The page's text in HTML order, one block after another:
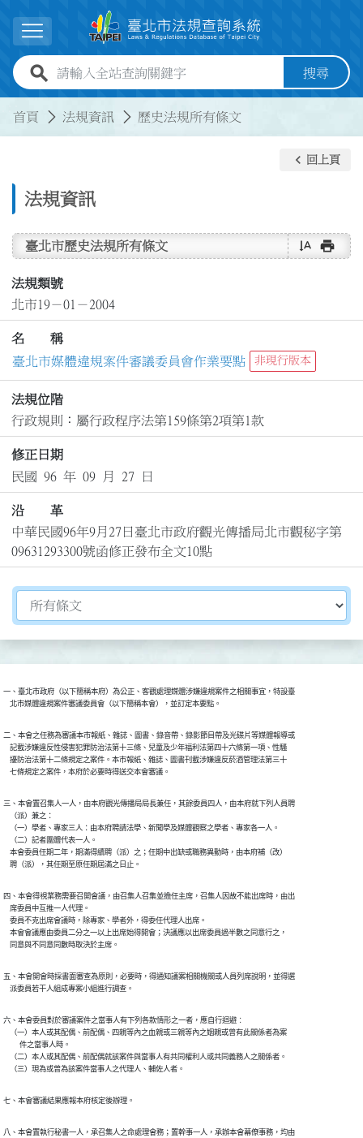
展開選單
全站查詢關鍵字欄位 搜尋
首頁 法規資訊 歷史法規所有條文
法規資訊
keyboard_arrow_left 回上頁
臺北市歷史法規所有條文 text_rotate_vertical print
法規類號
北市19－01－2004
名 稱
臺北市媒體違規案件審議委員會作業要點
非現行版本
法規位階
行政規則：屬行政程序法第159條第2項第1款
修正日期
民國 96 年 09 月 27 日
沿 革
中華民國96年9月27日臺北市政府觀光傳播局北市觀秘字第
09631293300號函修正發布全文10點
切換選擇法規資訊內容
一、臺北市政府（以下簡稱本府）為公正、客觀處理媒體涉嫌違規案件之相關事宜，特設臺
    北市媒體違規案件審議委員會（以下簡稱本會），並訂定本要點。
二、本會之任務為審議本市報紙、雜誌、圖書、錄音帶、錄影節目帶及光碟片等媒體報導或
    記載涉嫌違反性侵害犯罪防治法第十三條、兒童及少年福利法第四十六條第一項、性騷
    擾防治法第十二條規定之案件。本市報紙、雜誌、圖書刊載涉嫌違反菸酒管理法第三十
    七條規定之案件，本府於必要時得送交本會審議。
三、本會置召集人一人，由本府觀光傳播局局長兼任，其餘委員四人，由本府就下列人員聘
    （派）兼之：
    （一）學者、專家三人：由本府聘請法學、新聞學及媒體觀察之學者、專家各一人。
    （二）記者團體代表一人。
    本會委員任期二年，期滿得續聘（派）之；任期中出缺或職務異動時，由本府補（改）
    聘（派），其任期至原任期屆滿之日止。
四、本會得視業務需要召開會議，由召集人召集並擔任主席，召集人因故不能出席時，由出
    席委員中互推一人代理。
    委員不克出席會議時，除專家、學者外，得委任代理人出席。
    本會會議應由委員二分之一以上出席始得開會；決議應以出席委員過半數之同意行之，
    同意與不同意同數時取決於主席。
五、本會開會時採書面審查為原則，必要時，得通知議案相關機關或人員列席說明，並得選
    派委員若干人組成專案小組進行調查。
六、本會委員對於審議案件之當事人有下列各款情形之一者，應自行迴避︰
    （一）本人或其配偶、前配偶、四親等內之血親或三親等內之姻親或曾有此關係者為案
          件之當事人時。
    （二）本人或其配偶、前配偶就該案件與當事人有共同權利人或共同義務人之關係者。
    （三）現為或曾為該案件當事人之代理人、輔佐人者。
七、本會審議結果應報本府核定後辦理。
八、本會置執行秘書一人，承召集人之命處理會務；置幹事一人，承辦本會幕僚事務，均由